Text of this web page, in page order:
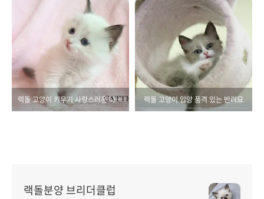
렉돌 고양이 키우기 사랑스러운 나의 반려묘 렉돌 고양이 입양 품격 있는 반려묘
랙돌분양 브리더클럽